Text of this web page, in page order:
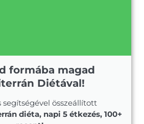
formába magad
Diétával!
segítségével összeállított
diéta, napi 5 étkezés, 100+